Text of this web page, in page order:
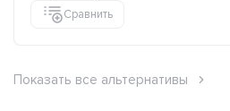
Сравнить
Показать все альтернативы